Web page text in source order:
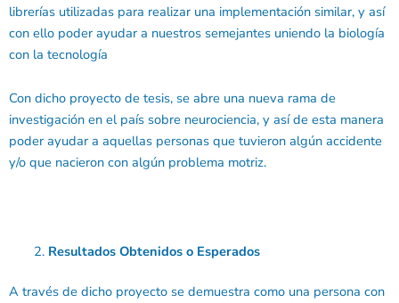
librerías utilizadas para realizar una implementación similar, y así
con ello poder ayudar a nuestros semejantes uniendo la biología
con la tecnología
Con dicho proyecto de tesis, se abre una nueva rama de
investigación en el país sobre neurociencia, y así de esta manera
poder ayudar a aquellas personas que tuvieron algún accidente
y/o que nacieron con algún problema motriz.
Resultados Obtenidos o Esperados
A través de dicho proyecto se demuestra como una persona con